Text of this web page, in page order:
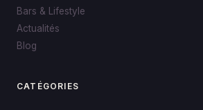
Bars & Lifestyle
Actualités
Blog
CATÉGORIES